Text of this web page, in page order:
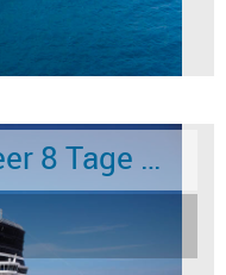
Westliches Mittelmeer 8 Tage ab Barcelona an Civitavecchia - Rom